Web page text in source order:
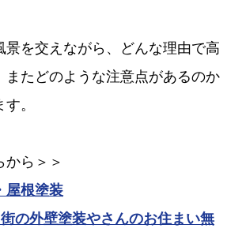
景を交えながら、どんな理由で高
またどのような注意点があるのか
。
から＞＞
屋根塗装
の外壁塗装やさんのお住まい無